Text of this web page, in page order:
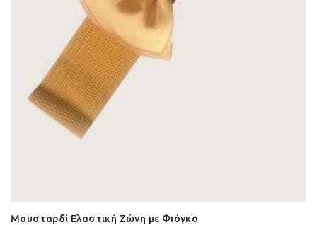
Μουσταρδί Ελαστική Ζώνη με Φιόγκο